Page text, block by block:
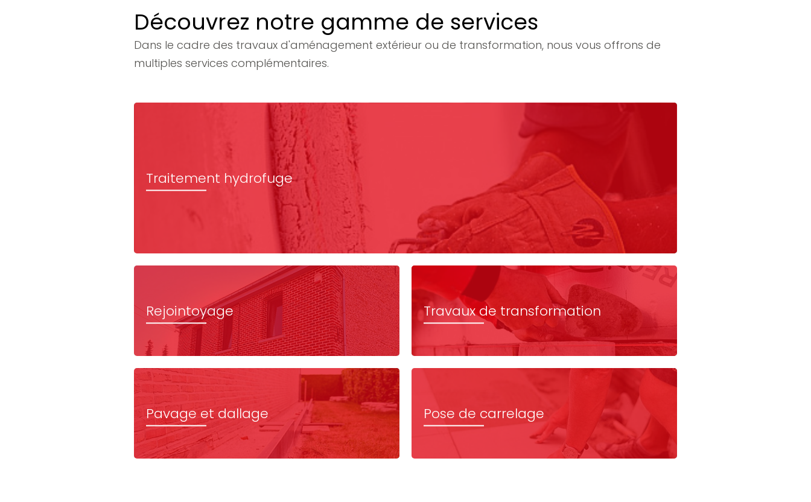
Découvrez notre gamme de services
Dans le cadre des travaux d'aménagement extérieur ou de transformation, nous vous offrons de
multiples services complémentaires.
Traitement hydrofuge
Rejointoyage Travaux de transformation
Pavage et dallage Pose de carrelage